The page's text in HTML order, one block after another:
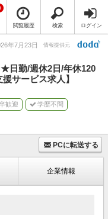
閲覧履歴 検索 ログイン
年7月23日 情報提供元
日勤/週休2日/年休120
サービス求人】
歓迎 学歴不問
PCに転送する
企業情報